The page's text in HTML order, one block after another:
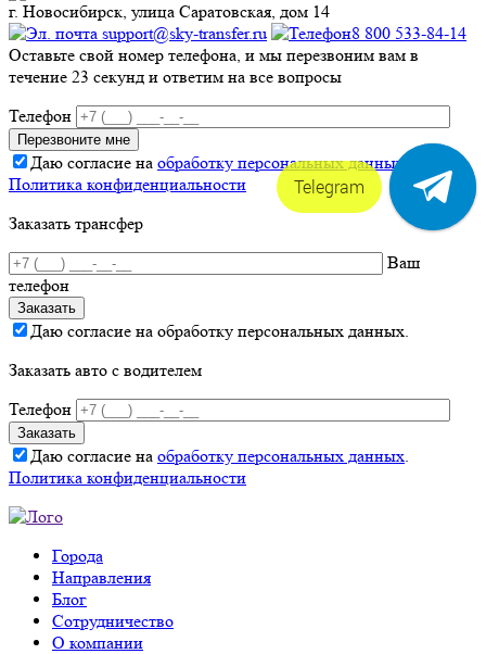
г. Новосибирск, улица Саратовская, дом 14
support@sky-transfer.ru
8 800 533-84-14
Оставьте свой номер телефона, и мы перезвоним вам в
течение 23 секунд и ответим на все вопросы
Телефон
Даю согласие на обработку персональных данных
Политика конфиденциальности
Заказать трансфер
Ваш
телефон
Даю согласие на обработку персональных данных.
Заказать авто с водителем
Телефон
Даю согласие на обработку персональных данных.
Политика конфиденциальности
Города
Направления
Блог
Сотрудничество
О компании
Telegram